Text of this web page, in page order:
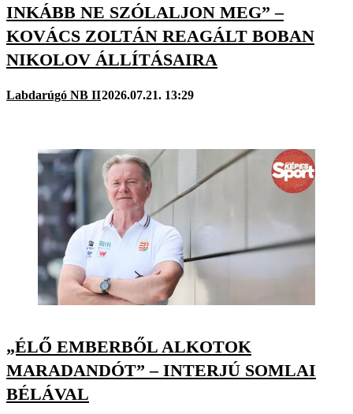
INKÁBB NE SZÓLALJON MEG” –
KOVÁCS ZOLTÁN REAGÁLT BOBAN
NIKOLOV ÁLLÍTÁSAIRA
Labdarúgó NB II2026.07.21. 13:29
„ÉLŐ EMBERBŐL ALKOTOK
MARADANDÓT” – INTERJÚ SOMLAI
BÉLÁVAL